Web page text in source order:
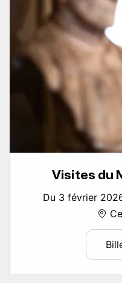
Visites du
Du 3 février